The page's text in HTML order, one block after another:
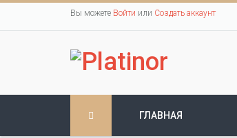
Вы можете Войти или Создать аккаунт
ГЛАВНАЯ